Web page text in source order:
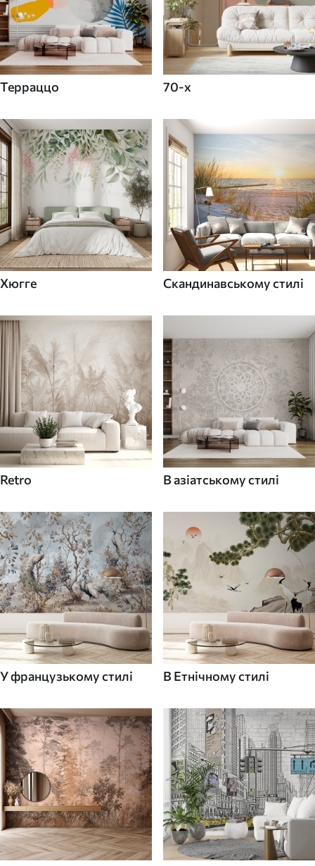
Терраццо 70-х
Хюгге Скандинавському стилі
Retro В азіатському стилі
У французькому стилі В Етнічному стилі